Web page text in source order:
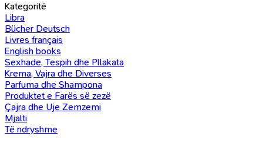
Kategoritë
Libra
Bücher Deutsch
Livres français
English books
Sexhade, Tespih dhe Pllakata
Krema, Vajra dhe Diverses
Parfuma dhe Shampona
Produktet e Farës së zezë
Çajra dhe Uje Zemzemi
Mjalti
Të ndryshme